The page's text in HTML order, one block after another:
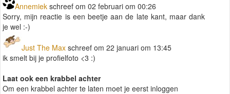
Annemiek schreef om 02 februari om 00:26
Sorry, mijn reactie is een beetje aan de late kant, maar dank
je wel :-)
Just The Max schreef om 22 januari om 13:45
ik smelt bij je profielfoto <3 :)
Laat ook een krabbel achter
Om een krabbel achter te laten moet je eerst inloggen